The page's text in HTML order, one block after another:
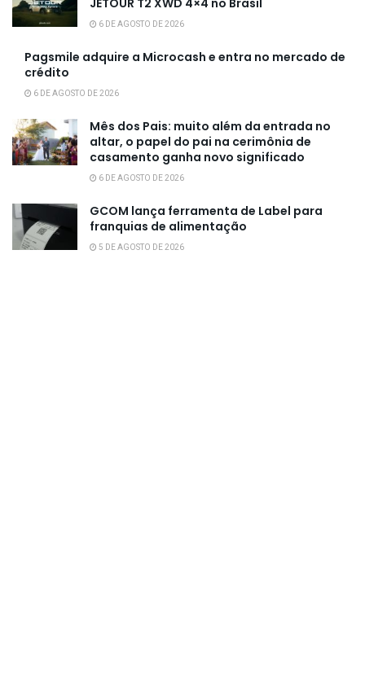
JETOUR T2 XWD 4×4 no Brasil
6 DE AGOSTO DE 2026
Pagsmile adquire a Microcash e entra no mercado de
crédito
6 DE AGOSTO DE 2026
Mês dos Pais: muito além da entrada no
altar, o papel do pai na cerimônia de
casamento ganha novo significado
6 DE AGOSTO DE 2026
GCOM lança ferramenta de Label para
franquias de alimentação
5 DE AGOSTO DE 2026